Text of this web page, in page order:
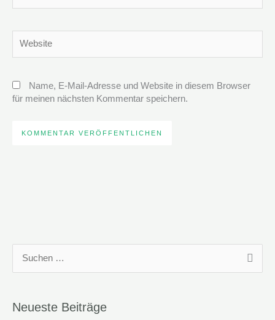
Name, E-Mail-Adresse und Website in diesem Browser
für meinen nächsten Kommentar speichern.
h
Neueste Beiträge